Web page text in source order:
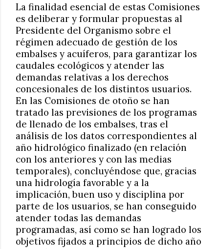
La finalidad esencial de estas Comisiones
es deliberar y formular propuestas al
Presidente del Organismo sobre el
régimen adecuado de gestión de los
embalses y acuíferos, para garantizar los
caudales ecológicos y atender las
demandas relativas a los derechos
concesionales de los distintos usuarios.
En las Comisiones de otoño se han
tratado las previsiones de los programas
de llenado de los embalses, tras el
análisis de los datos correspondientes al
año hidrológico finalizado (en relación
con los anteriores y con las medias
temporales), concluyéndose que, gracias
una hidrología favorable y a la
implicación, buen uso y disciplina por
parte de los usuarios, se han conseguido
atender todas las demandas
programadas, así como se han logrado los
objetivos fijados a principios de dicho año